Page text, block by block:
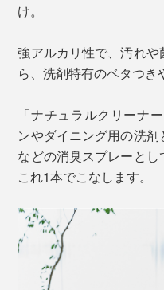
け。
強アルカリ性で、汚れ
ら、洗剤特有のベタつき
「ナチュラルクリーナ
ンやダイニング用の洗
などの消臭スプレーと
これ1本でこなします。